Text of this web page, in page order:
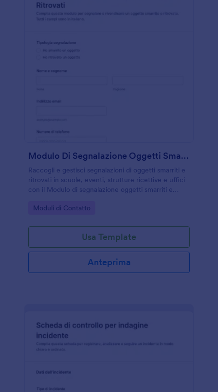
Modulo Di Segnalazione Oggetti Smarriti E Ritrovati 🧳🔍
Raccogli e gestisci segnalazioni di oggetti smarriti e
ritrovati in scuole, eventi, strutture ricettive e uffici
con il Modulo di segnalazione oggetti smarriti e
e il tracciamento delle risposte.
Go to Category:
Moduli di Contatto
Usa Template
Anteprima